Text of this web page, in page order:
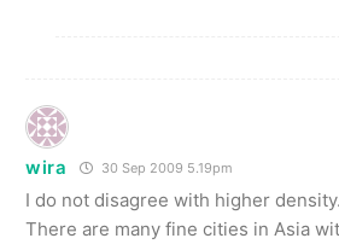
wira 30 Sep 2009 5.19pm
I do not disagree with higher density.
There are many fine cities in Asia